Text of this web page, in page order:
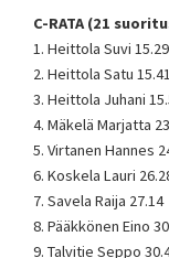
C-RATA (21
1. Heittola Suvi 15.29
2. Heittola Satu 15.41
3. Heittola Juhani
4. Mäkelä Marjatta
5. Virtanen Hannes
6. Koskela Lauri
7. Savela Raija 27.14
8. Pääkkönen Eino
9. Talvitie Seppo